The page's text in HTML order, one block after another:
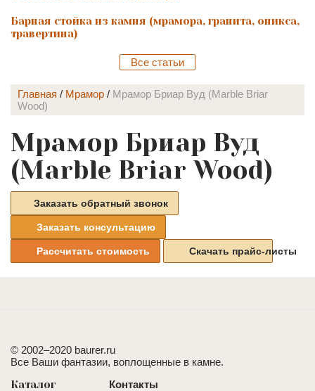
Барная стойка из камня (мрамора, гранита, оникса,
травертина)
Все статьи
Главная / Мрамор / Мрамор Бриар Вуд (Marble Briar
Wood)
Мрамор Бриар Вуд
(Marble Briar Wood)
Заказать обратный звонок
Заказать консультацию
Рассчитать стоимость Скачать прайс-листы
© 2002–2020 baurer.ru
Все Ваши фантазии, воплощенные в камне.
Контакты
Каталог